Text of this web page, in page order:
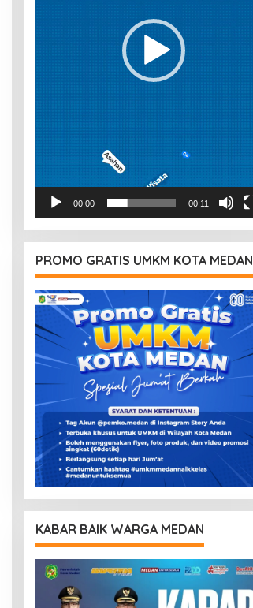
00:00 00:11
PROMO GRATIS UMKM KOTA MEDAN
KABAR BAIK WARGA MEDAN